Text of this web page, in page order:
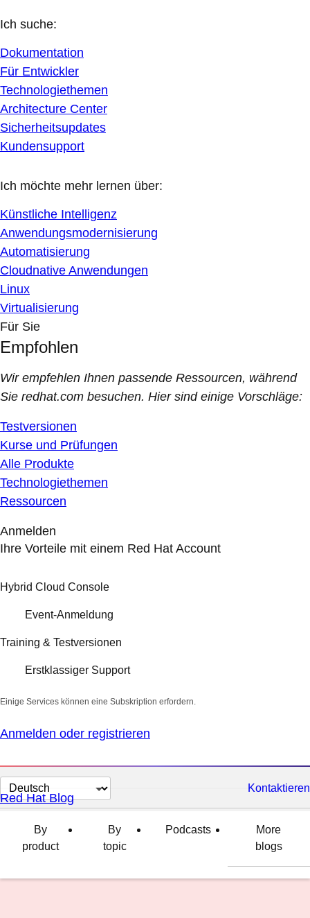
Ich suche:
Dokumentation
Für Entwickler
Technologiethemen
Architecture Center
Sicherheitsupdates
Kundensupport
Ich möchte mehr lernen über:
Künstliche Intelligenz
Anwendungsmodernisierung
Automatisierung
Cloudnative Anwendungen
Linux
Virtualisierung
Für Sie
Empfohlen
Wir empfehlen Ihnen passende Ressourcen, während
Sie redhat.com besuchen. Hier sind einige Vorschläge:
Testversionen
Kurse und Prüfungen
Alle Produkte
Technologiethemen
Ressourcen
Anmelden
Ihre Vorteile mit einem Red Hat Account
Hybrid Cloud Console
Event-Anmeldung
Training & Testversionen
Erstklassiger Support
Einige Services können eine Subskription erfordern.
Anmelden oder registrieren
Sprache
auswählen
Kontaktieren
Red Hat Blog
By
product
By
topic
Podcasts
More
blogs